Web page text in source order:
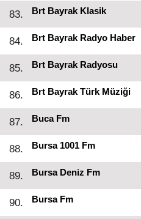
83. Brt Bayrak Klasik
84. Brt Bayrak Radyo Haber
85. Brt Bayrak Radyosu
86. Brt Bayrak Türk Müziği
87. Buca Fm
88. Bursa 1001 Fm
89. Bursa Deniz Fm
90. Bursa Fm